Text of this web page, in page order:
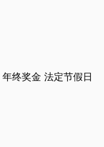
年终奖金 法定节假日